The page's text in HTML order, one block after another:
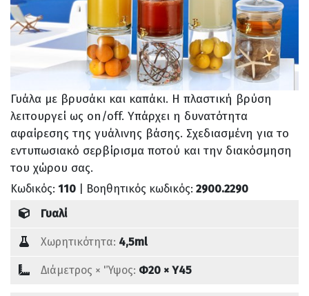
Γυάλα με βρυσάκι και καπάκι. Η πλαστική βρύση
λειτουργεί ως on/off. Υπάρχει η δυνατότητα
αφαίρεσης της γυάλινης βάσης. Σχεδιασμένη για το
εντυπωσιακό σερβίρισμα ποτού και την διακόσμηση
του χώρου σας.
Κωδικός: 110 | Βοηθητικός κωδικός: 2900.2290
Γυαλί
Χωρητικότητα: 4,5ml
Διάμετρος × 'Ύψος: Φ20 × Υ45